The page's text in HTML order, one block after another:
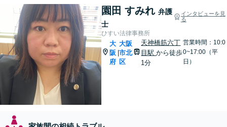
園田 すみれ 弁護
士
インタビューを見
る
ひすい法律事務所
大
阪
府
|
大阪
市北
区
天神橋筋六丁
目駅から徒歩
1分
営業時間：10:0
0~17:00（平
日）